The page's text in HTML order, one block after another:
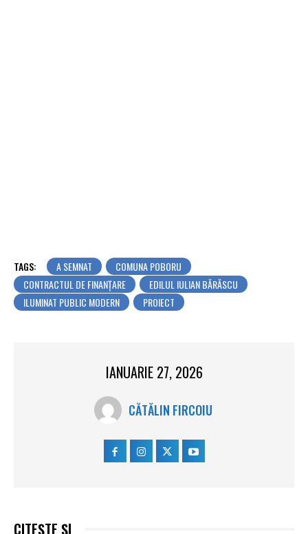
TAGS: A SEMNAT
COMUNA POBORU
CONTRACTUL DE FINANȚARE
EDILUL IULIAN BĂRĂSCU
ILUMINAT PUBLIC MODERN
PROIECT
IANUARIE 27, 2026
CĂTĂLIN FIRCOIU
CITEȘTE ȘI